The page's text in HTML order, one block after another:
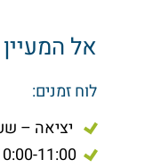
אל
לוח זמנים:
יציאה –
10:00-11:00 הגעה לארוחת כריכים או